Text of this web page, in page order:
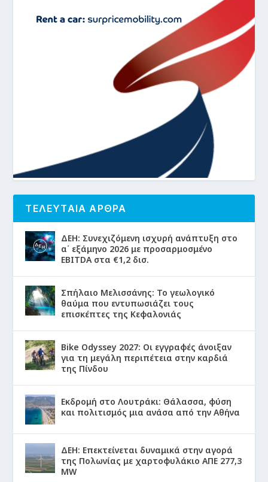
ΤΕΛΕΥΤΑΙΑ ΑΡΘΡΑ
ΔΕΗ: Συνεχιζόμενη ισχυρή ανάπτυξη στο
α΄ εξάμηνο 2026 με προσαρμοσμένο
EBITDA στα €1,2 δισ.
Σπήλαιο Μελισσάνης: Το γεωλογικό
θαύμα που εντυπωσιάζει τους
επισκέπτες της Κεφαλονιάς
Bike Odyssey 2027: Οι εγγραφές άνοιξαν
για τη μεγάλη περιπέτεια στην καρδιά
της Πίνδου
Εκδρομή στο Λουτράκι: Θάλασσα, φύση
και πολιτισμός μια ανάσα από την Αθήνα
ΔΕΗ: Επεκτείνεται δυναμικά στην αγορά
της Πολωνίας με χαρτοφυλάκιο ΑΠΕ 277,3
MW